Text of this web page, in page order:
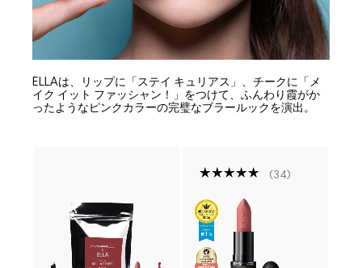
ELLAは、リップに「ステイ キュリアス」、チークに「メ
イク イット ファッシャン！」をつけて、ふんわり霞がか
ったようなピンクカラーの完璧なブラールックを演出。
34